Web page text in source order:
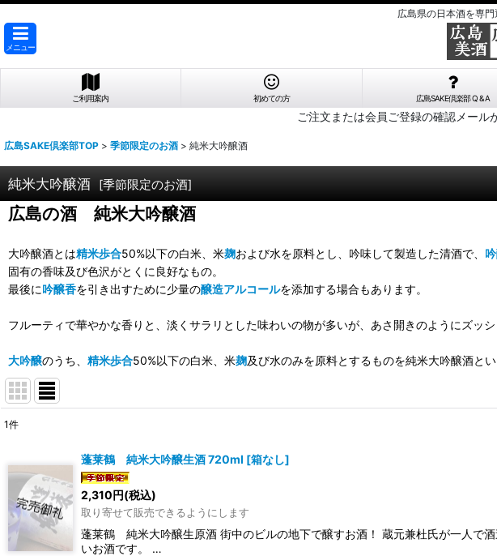
広島県の日本酒を専
メニュー
ご利用案内 初めての方 広島SAKE倶楽部 Q & A
ご注文または会員ご登録の確認メール
広島SAKE倶楽部TOP > 季節限定のお酒 > 純米大吟醸酒
純米大吟醸酒 [季節限定のお酒]
広島の酒 純米大吟醸酒
大吟醸酒とは精米歩合50%以下の白米、米麹および水を原料とし、吟味して製造した清酒で、
固有の香味及び色沢がとくに良好なもの。
最後に吟醸香を引き出すために少量の醸造アルコールを添加する場合もあります。
フルーティで華やかな香りと、淡くサラリとした味わいの物が多いが、あさ開きのようにズッ
大吟醸のうち、 精米歩合50%以下の白米、米麹及び水のみを原料とするものを純米大吟醸酒と
在庫あり
並び順:
1件
蓬莱鶴 純米大吟醸生酒 720ml [箱なし]
2,310円(税込)
取り寄せて販売できるようにします
蓬莱鶴 純米大吟醸生原酒 街中のビルの地下で醸すお酒！ 蔵元兼杜氏が一人で
いお酒です。 …